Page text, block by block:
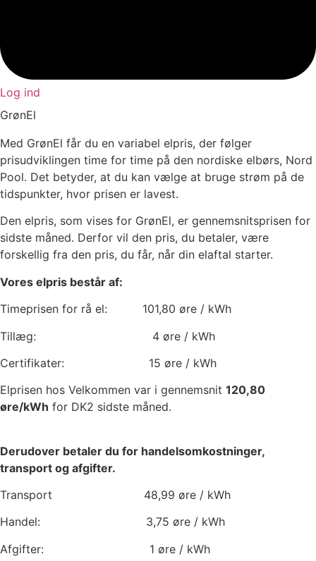
Log ind
GrønEl
Med GrønEl får du en variabel elpris, der følger
prisudviklingen time for time på den nordiske elbørs, Nord
Pool. Det betyder, at du kan vælge at bruge strøm på de
tidspunkter, hvor prisen er lavest.
Den elpris, som vises for GrønEl, er gennemsnitsprisen for
sidste måned. Derfor vil den pris, du betaler, være
forskellig fra den pris, du får, når din elaftal starter.
Vores elpris består af:
Timeprisen for rå el: 101,80 øre / kWh
Tillæg: 4 øre / kWh
Certifikater: 15 øre / kWh
Elprisen hos Velkommen var i gennemsnit 120,80
øre/kWh for DK2 sidste måned.
Derudover betaler du for handelsomkostninger,
transport og afgifter.
Transport 48,99 øre / kWh
Handel: 3,75 øre / kWh
Afgifter: 1 øre / kWh